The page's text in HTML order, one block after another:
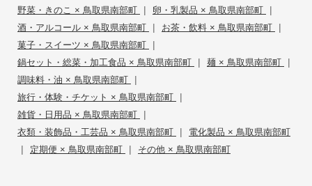
野菜・きのこ × 鳥取県南部町 | 卵・乳製品 × 鳥取県南部町 |
酒・アルコール × 鳥取県南部町 | お茶・飲料 × 鳥取県南部町 |
菓子・スイーツ × 鳥取県南部町 |
鍋セット・総菜・加工食品 × 鳥取県南部町 | 麺 × 鳥取県南部町 |
調味料・油 × 鳥取県南部町 |
旅行・体験・チケット × 鳥取県南部町 |
雑貨・日用品 × 鳥取県南部町 |
衣類・装飾品・工芸品 × 鳥取県南部町 | 電化製品 × 鳥取県南部町
| 定期便 × 鳥取県南部町 | その他 × 鳥取県南部町